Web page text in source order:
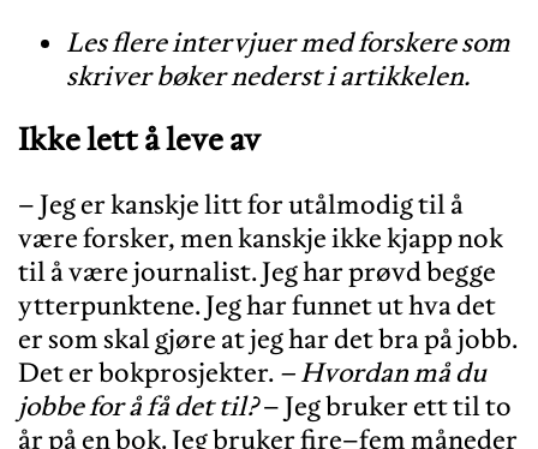
Les flere intervjuer med forskere som
skriver bøker nederst i artikkelen.
Ikke lett å leve av
– Jeg er kanskje litt for utålmodig til å
være forsker, men kanskje ikke kjapp nok
til å være journalist. Jeg har prøvd begge
ytterpunktene. Jeg har funnet ut hva det
er som skal gjøre at jeg har det bra på jobb.
Det er bokprosjekter. – Hvordan må du
jobbe for å få det til?– Jeg bruker ett til to
år på en bok. Jeg bruker fire–fem måneder